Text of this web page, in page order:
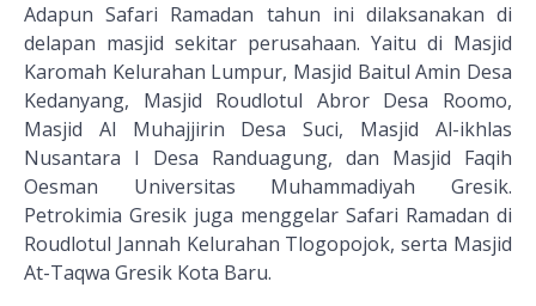
Adapun Safari Ramadan tahun ini dilaksanakan di
delapan masjid sekitar perusahaan. Yaitu di Masjid
Karomah Kelurahan Lumpur, Masjid Baitul Amin Desa
Kedanyang, Masjid Roudlotul Abror Desa Roomo,
Masjid Al Muhajjirin Desa Suci, Masjid Al-ikhlas
Nusantara I Desa Randuagung, dan Masjid Faqih
Oesman Universitas Muhammadiyah Gresik.
Petrokimia Gresik juga menggelar Safari Ramadan di
Roudlotul Jannah Kelurahan Tlogopojok, serta Masjid
At-Taqwa Gresik Kota Baru.